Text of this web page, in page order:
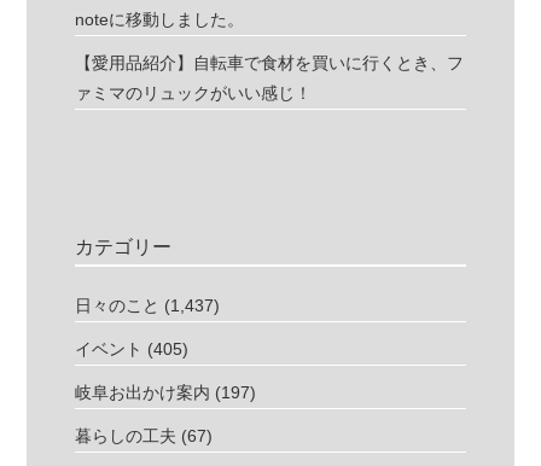
noteに移動しました。
【愛用品紹介】自転車で食材を買いに行くとき、フ
ァミマのリュックがいい感じ！
カテゴリー
日々のこと (1,437)
イベント (405)
岐阜お出かけ案内 (197)
暮らしの工夫 (67)